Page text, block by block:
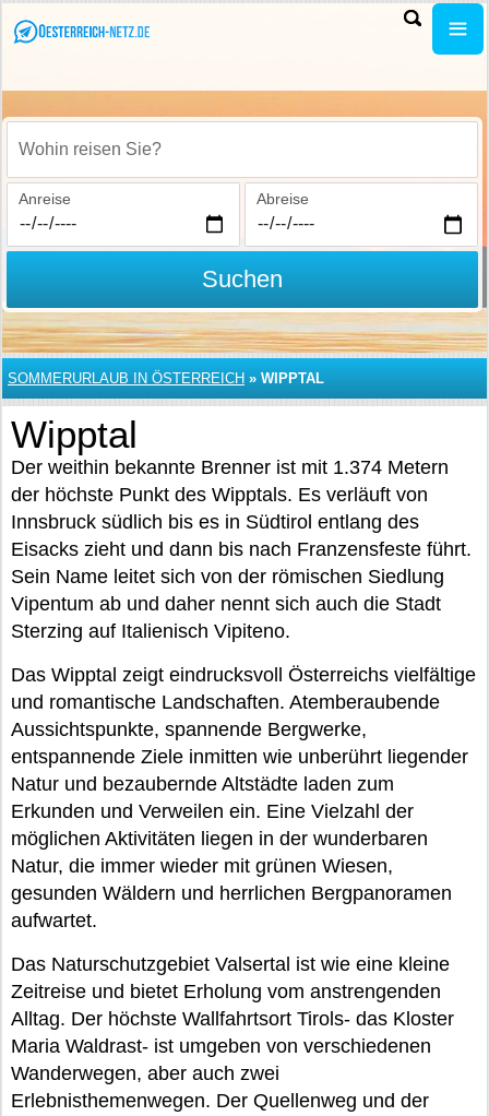
Wohin reisen Sie?
Anreise Abreise
Suchen
SOMMERURLAUB IN ÖSTERREICH » WIPPTAL
Wipptal
Der weithin bekannte Brenner ist mit 1.374 Metern
der höchste Punkt des Wipptals. Es verläuft von
Innsbruck südlich bis es in Südtirol entlang des
Eisacks zieht und dann bis nach Franzensfeste führt.
Sein Name leitet sich von der römischen Siedlung
Vipentum ab und daher nennt sich auch die Stadt
Sterzing auf Italienisch Vipiteno.
Das Wipptal zeigt eindrucksvoll Österreichs vielfältige
und romantische Landschaften. Atemberaubende
Aussichtspunkte, spannende Bergwerke,
entspannende Ziele inmitten wie unberührt liegender
Natur und bezaubernde Altstädte laden zum
Erkunden und Verweilen ein. Eine Vielzahl der
möglichen Aktivitäten liegen in der wunderbaren
Natur, die immer wieder mit grünen Wiesen,
gesunden Wäldern und herrlichen Bergpanoramen
aufwartet.
Das Naturschutzgebiet Valsertal ist wie eine kleine
Zeitreise und bietet Erholung vom anstrengenden
Alltag. Der höchste Wallfahrtsort Tirols- das Kloster
Maria Waldrast- ist umgeben von verschiedenen
Wanderwegen, aber auch zwei
Erlebnisthemenwegen. Der Quellenweg und der